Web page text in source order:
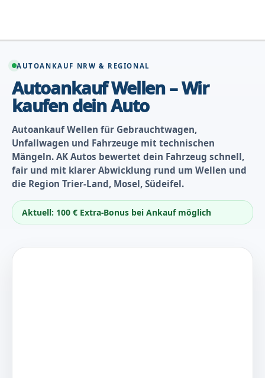
springen
AUTOANKAUF NRW & REGIONAL
Autoankauf Wellen – Wir
kaufen dein Auto
Autoankauf Wellen für Gebrauchtwagen,
Unfallwagen und Fahrzeuge mit technischen
Mängeln. AK Autos bewertet dein Fahrzeug schnell,
fair und mit klarer Abwicklung rund um Wellen und
die Region Trier-Land, Mosel, Südeifel.
Aktuell: 100 € Extra-Bonus bei Ankauf möglich